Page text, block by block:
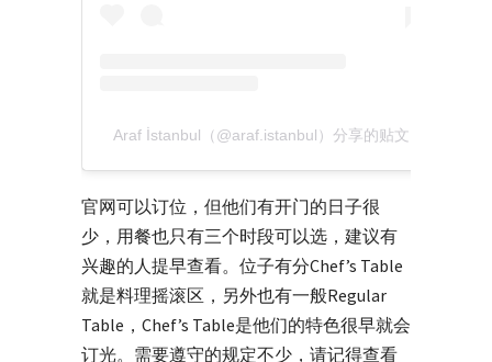
Araf İstanbul（@araf.istanbul）分享的贴文
官网可以订位，但他们有开门的日子很
少，用餐也只有三个时段可以选，建议有
兴趣的人提早查看。位子有分Chef’s Table
就是料理摇滚区，另外也有一般Regular
Table，Chef’s Table是他们的特色很早就会
订光。需要遵守的规定不少，请记得查看